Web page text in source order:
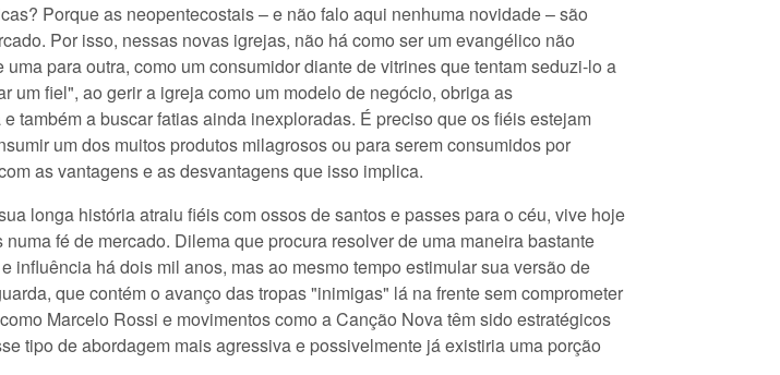
Porque as neopentecostais – e não falo aqui nenhuma novidade – são
Por isso, nessas novas igrejas, não há como ser um evangélico não
para outra, como um consumidor diante de vitrines que tentam seduzi-lo a
fiel", ao gerir a igreja como um modelo de negócio, obriga as
também a buscar fatias ainda inexploradas. É preciso que os fiéis estejam
um dos muitos produtos milagrosos ou para serem consumidos por
as vantagens e as desvantagens que isso implica.
longa história atraiu fiéis com ossos de santos e passes para o céu, vive hoje
fé de mercado. Dilema que procura resolver de uma maneira bastante
há dois mil anos, mas ao mesmo tempo estimular sua versão de
que contém o avanço das tropas "inimigas" lá na frente sem comprometer
Marcelo Rossi e movimentos como a Canção Nova têm sido estratégicos
tipo de abordagem mais agressiva e possivelmente já existiria uma porção